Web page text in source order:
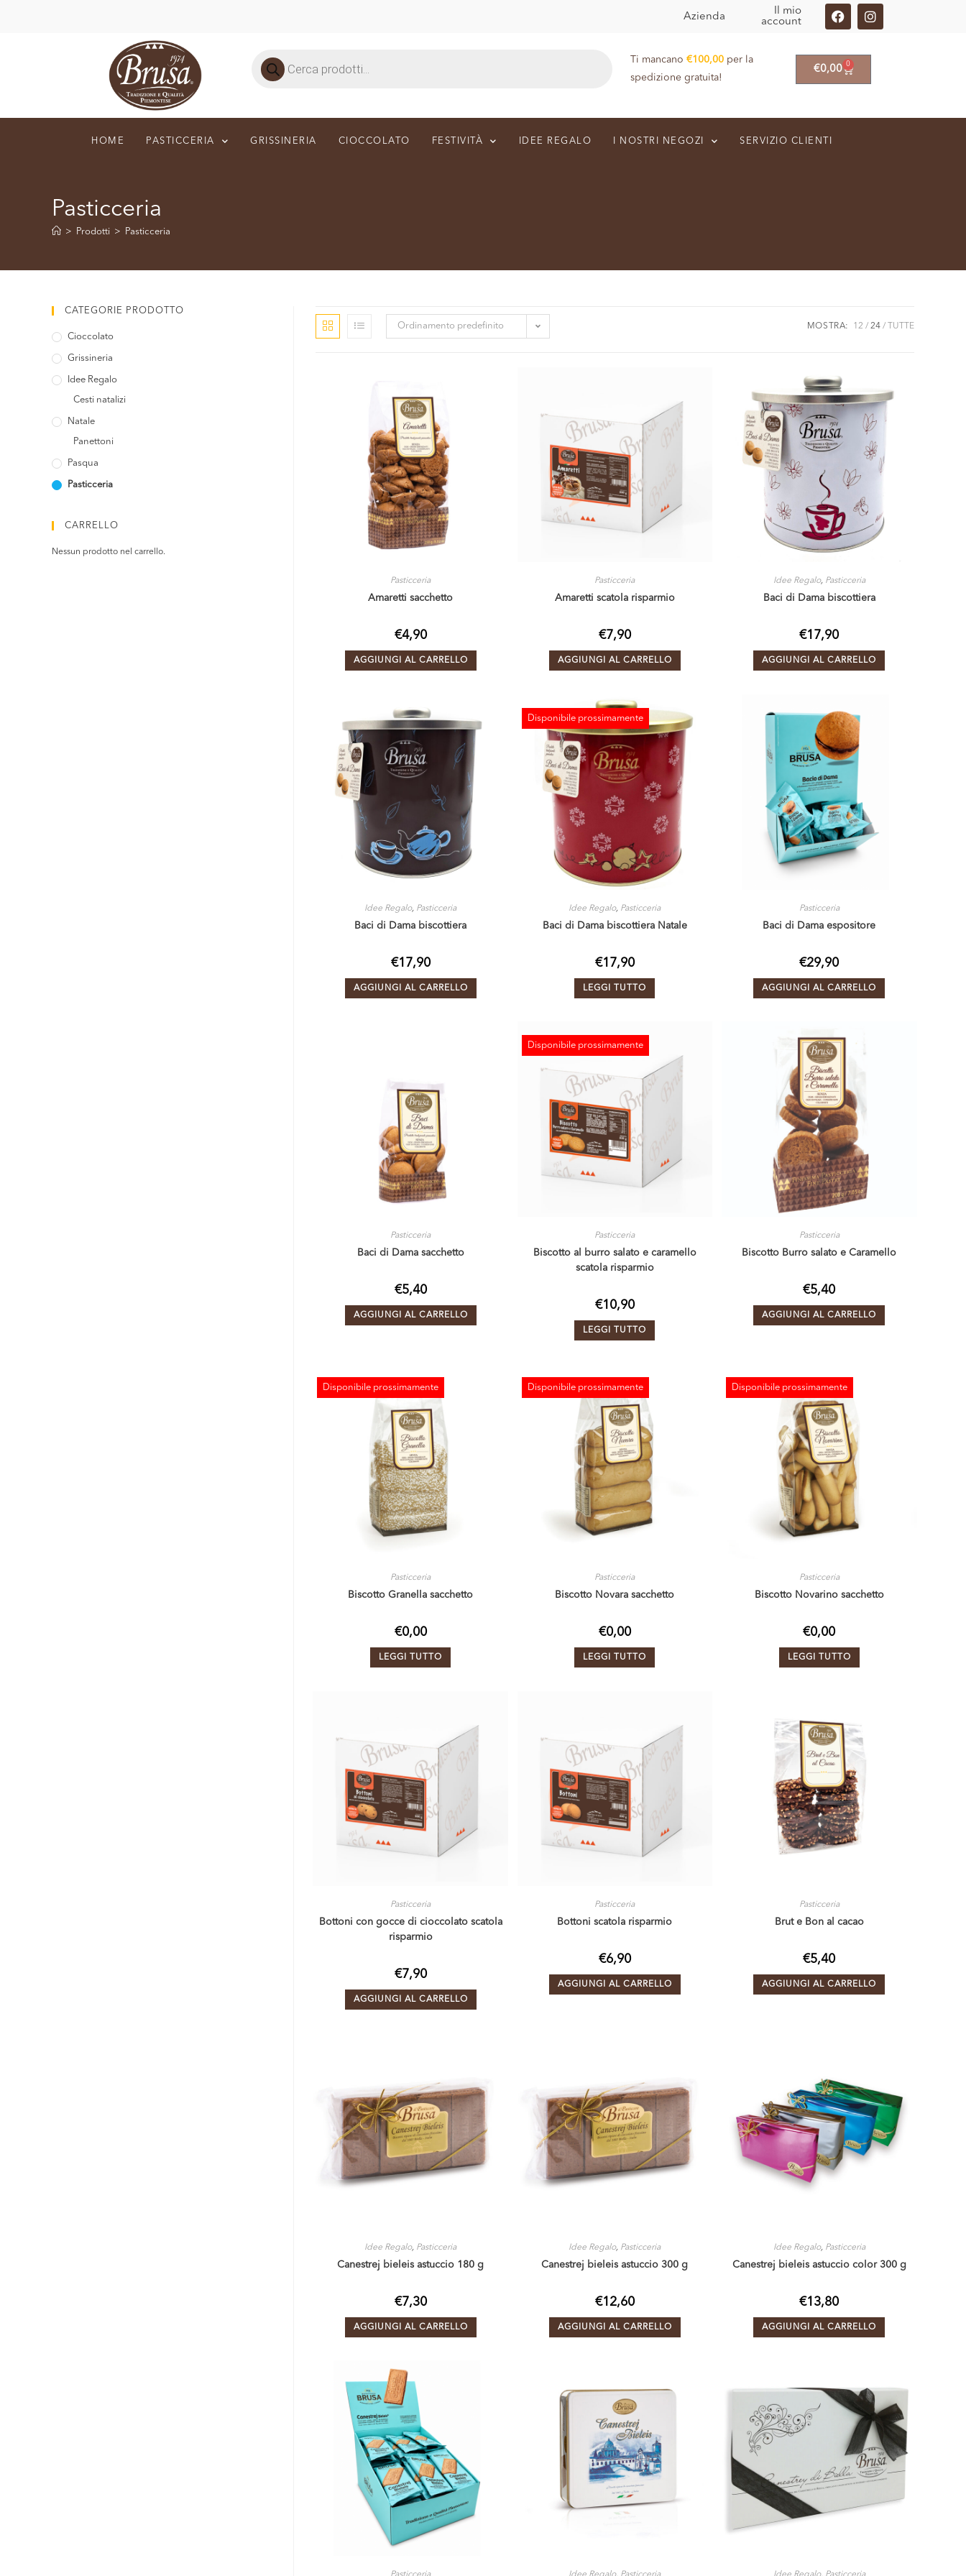
Azienda
Il mio
account
Ti mancano€100,00 per la
spedizione gratuita!
€0,00 0
HOME PASTICCERIA GRISSINERIA CIOCCOLATO FESTIVITÀ IDEE REGALO I NOSTRI NEGOZI SERVIZIO CLIENTI
Pasticceria
> Prodotti > Pasticceria
Ordinamento predefinito MOSTRA: 12 24 TUTTE
Pasticceria
Amaretti sacchetto
€4,90
AGGIUNGI AL CARRELLO
Pasticceria
Amaretti scatola risparmio
€7,90
AGGIUNGI AL CARRELLO
Idee Regalo, Pasticceria
Baci di Dama biscottiera
€17,90
AGGIUNGI AL CARRELLO
Idee Regalo, Pasticceria
Baci di Dama biscottiera
€17,90
AGGIUNGI AL CARRELLO
Disponibile prossimamente
ESAURITO
Idee Regalo, Pasticceria
Baci di Dama biscottiera Natale
€17,90
LEGGI TUTTO
Pasticceria
Baci di Dama espositore
€29,90
AGGIUNGI AL CARRELLO
Pasticceria
Baci di Dama sacchetto
€5,40
AGGIUNGI AL CARRELLO
Disponibile prossimamente
ESAURITO
Pasticceria
Biscotto al burro salato e caramello
scatola risparmio
€10,90
LEGGI TUTTO
Pasticceria
Biscotto Burro salato e Caramello
€5,40
AGGIUNGI AL CARRELLO
Disponibile prossimamente
ESAURITO
Pasticceria
Biscotto Granella sacchetto
€0,00
LEGGI TUTTO
Disponibile prossimamente
ESAURITO
Pasticceria
Biscotto Novara sacchetto
€0,00
LEGGI TUTTO
Disponibile prossimamente
ESAURITO
Pasticceria
Biscotto Novarino sacchetto
€0,00
LEGGI TUTTO
Pasticceria
Bottoni con gocce di cioccolato scatola
risparmio
€7,90
AGGIUNGI AL CARRELLO
Pasticceria
Bottoni scatola risparmio
€6,90
AGGIUNGI AL CARRELLO
Pasticceria
Brut e Bon al cacao
€5,40
AGGIUNGI AL CARRELLO
Idee Regalo, Pasticceria
Canestrej bieleis astuccio 180 g
€7,30
AGGIUNGI AL CARRELLO
Idee Regalo, Pasticceria
Canestrej bieleis astuccio 300 g
€12,60
AGGIUNGI AL CARRELLO
Idee Regalo, Pasticceria
Canestrej bieleis astuccio color 300 g
€13,80
AGGIUNGI AL CARRELLO
CATEGORIE PRODOTTO
Cioccolato
Grissineria
Idee Regalo
Cesti natalizi
Natale
Panettoni
Pasqua
Pasticceria
CARRELLO
Nessun prodotto nel carrello.